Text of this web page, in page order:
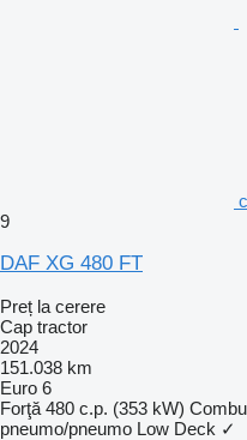
9
DAF XG 480 FT
Preț la cerere
Cap tractor
2024
151.038 km
Euro 6
Forţă 480 c.p. (353 kW)
pneumo/pneumo Low Deck ✓